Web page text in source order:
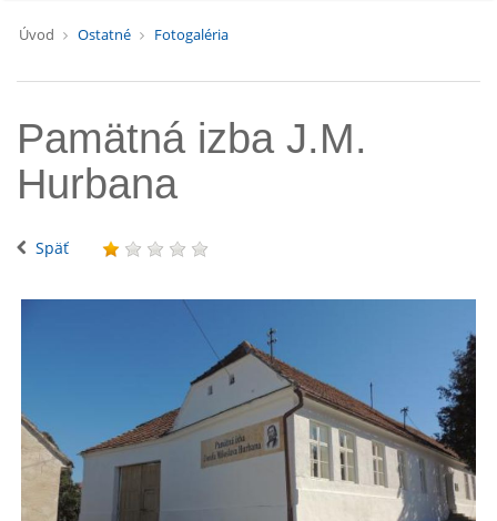
Úvod Ostatné Fotogaléria
Pamätná izba J.M.
Hurbana
Späť